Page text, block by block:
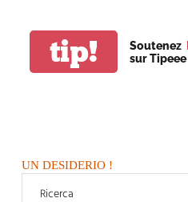
tip! Soutenez
sur Tipeee
UN DESIDERIO !